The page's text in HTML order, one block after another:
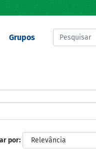
Grupos
por